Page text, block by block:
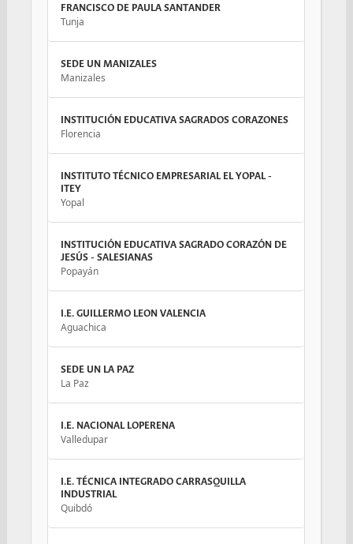
FRANCISCO DE PAULA SANTANDER
Tunja
SEDE UN MANIZALES
Manizales
INSTITUCIÓN EDUCATIVA SAGRADOS CORAZONES
Florencia
INSTITUTO TÉCNICO EMPRESARIAL EL YOPAL -
ITEY
Yopal
INSTITUCIÓN EDUCATIVA SAGRADO CORAZÓN DE
JESÚS - SALESIANAS
Popayán
I.E. GUILLERMO LEON VALENCIA
Aguachica
SEDE UN LA PAZ
La Paz
I.E. NACIONAL LOPERENA
Valledupar
I.E. TÉCNICA INTEGRADO CARRASQUILLA
INDUSTRIAL
Quibdó